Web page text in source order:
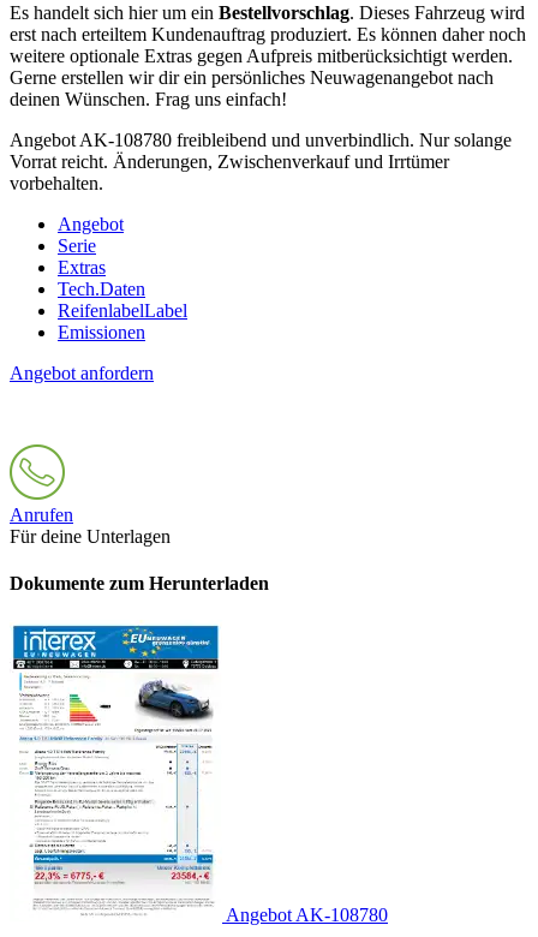
Es handelt sich hier um ein Bestellvorschlag. Dieses Fahrzeug wird
erst nach erteiltem Kundenauftrag produziert. Es können daher noch
weitere optionale Extras gegen Aufpreis mitberücksichtigt werden.
Gerne erstellen wir dir ein persönliches Neuwagenangebot nach
deinen Wünschen. Frag uns einfach!
Angebot AK-108780 freibleibend und unverbindlich. Nur solange
Vorrat reicht. Änderungen, Zwischenverkauf und Irrtümer
vorbehalten.
Angebot
Serie
Extras
Tech.Daten
ReifenlabelLabel
Emissionen
Angebot anfordern
Anrufen
Für deine Unterlagen
Dokumente zum Herunterladen
Angebot AK-108780